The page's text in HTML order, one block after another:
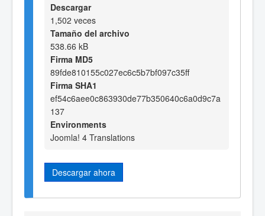
Descargar
1,502 veces
Tamaño del archivo
538.66 kB
Firma MD5
89fde810155c027ec6c5b7bf097c35ff
Firma SHA1
ef54c6aee0c863930de77b350640c6a0d9c7a
137
Environments
Joomla! 4 Translations
Descargar ahora